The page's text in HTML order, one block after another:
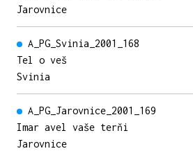
Jarovnice
A_PG_Svinia_2001_168
Tel o veš
Svinia
A_PG_Jarovnice_2001_169
Imar avel vaše terňi
Jarovnice